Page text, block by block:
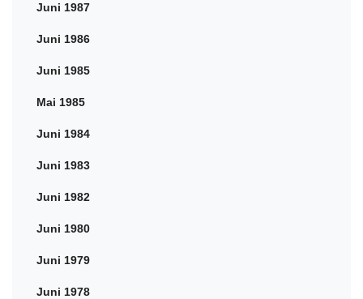
Juni 1987
Juni 1986
Juni 1985
Mai 1985
Juni 1984
Juni 1983
Juni 1982
Juni 1980
Juni 1979
Juni 1978